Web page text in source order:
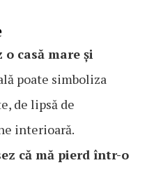
o casă mare și
poate simboliza
de lipsă de
interioară.
că mă pierd într-o